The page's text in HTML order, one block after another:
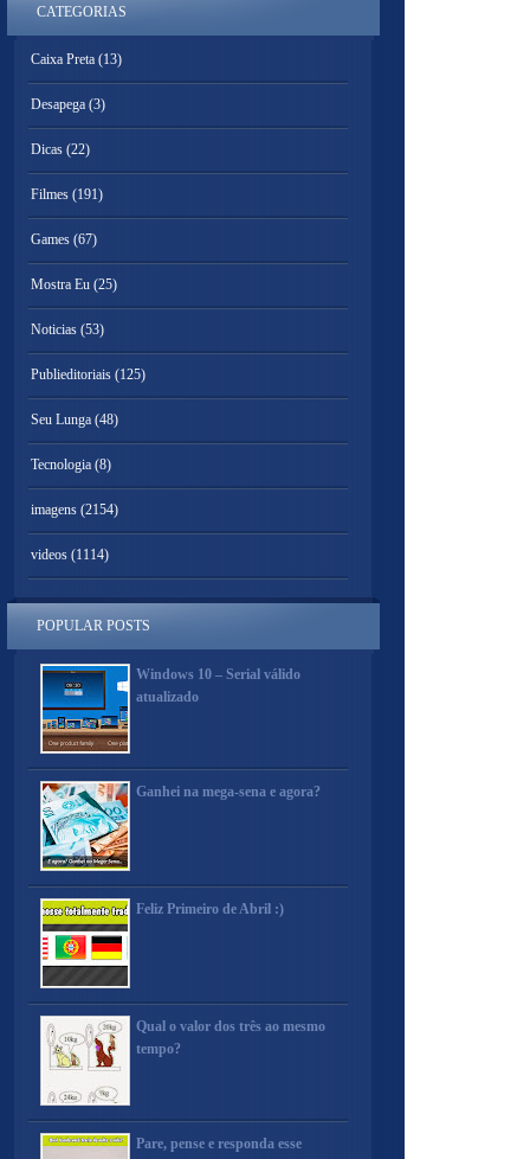
CATEGORIAS
Caixa Preta (13)
Desapega (3)
Dicas (22)
Filmes (191)
Games (67)
Mostra Eu (25)
Noticias (53)
Publieditoriais (125)
Seu Lunga (48)
Tecnologia (8)
imagens (2154)
videos (1114)
POPULAR POSTS
Windows 10 – Serial válido
atualizado
Ganhei na mega-sena e agora?
Feliz Primeiro de Abril :)
Qual o valor dos três ao mesmo
tempo?
Pare, pense e responda esse